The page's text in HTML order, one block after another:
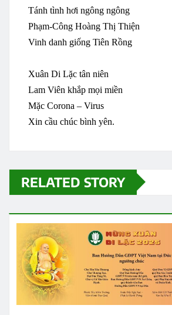
Tánh tình hơi ngông ngông
Phạm-Công Hoàng Thị Thiện
Vinh danh giống Tiên Rồng
Xuân Di Lặc tân niên
Lam Viên khắp mọi miền
Mặc Corona – Virus
Xin cầu chúc bình yên.
RELATED STORY